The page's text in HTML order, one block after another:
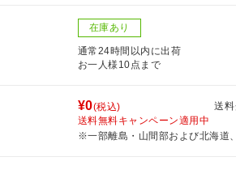
在庫あり
通常24時間以内に出荷
お一人様10点まで
¥0(税込) 送料
送料無料キャンペーン適用中
※一部離島・山間部および北海道